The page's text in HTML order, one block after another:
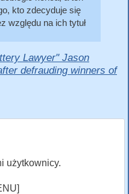
kto zdecyduje się
względu na ich tytuł
Lawyer" Jason
defrauding winners of
użytkownicy.